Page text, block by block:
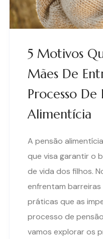
5 Motivos
Mães De
Processo De
Alimentícia
A pensão
que visa garantir o
de vida dos filhos.
enfrentam barreiras
práticas que as
processo de
vamos explorar os